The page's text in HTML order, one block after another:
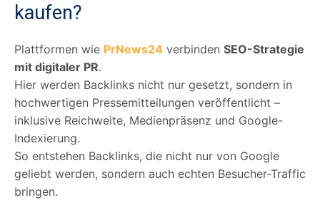
kaufen?
Plattformen wie PrNews24 verbinden SEO-Strategie
mit digitaler PR.
Hier werden Backlinks nicht nur gesetzt, sondern in
hochwertigen Pressemitteilungen veröffentlicht –
inklusive Reichweite, Medienpräsenz und Google-
Indexierung.
So entstehen Backlinks, die nicht nur von Google
geliebt werden, sondern auch echten Besucher-Traffic
bringen.